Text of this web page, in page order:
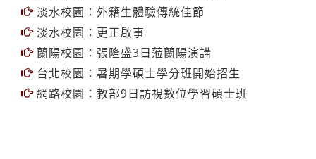
淡水校園：外籍生體驗傳統佳節
淡水校園：更正啟事
蘭陽校園：張隆盛3日蒞蘭陽演講
台北校園：暑期學碩士學分班開始招生
網路校園：教部9日訪視數位學習碩士班